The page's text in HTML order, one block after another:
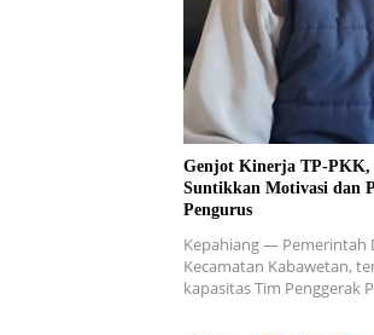
Genjot Kinerja TP-PKK,
Suntikkan Motivasi dan
Pengurus
Kepahiang — Pemerintah
Kecamatan Kabawetan,
kapasitas Tim Penggerak